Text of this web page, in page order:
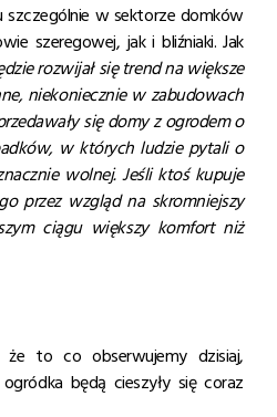
w sektorze domków
szeregowej, jak i bliźniaki. Jak
rozwijał się trend na większe
niekoniecznie w zabudowach
się domy z ogrodem o
w których ludzie pytali o
wolnej. Jeśli ktoś kupuje
przez wzgląd na skromniejszy
ciągu większy komfort niż
to co obserwujemy dzisiaj,
będą cieszyły się coraz